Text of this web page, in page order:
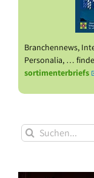
Branchennews,
Personalia, …
sortimenterbriefs
Suche
nach: